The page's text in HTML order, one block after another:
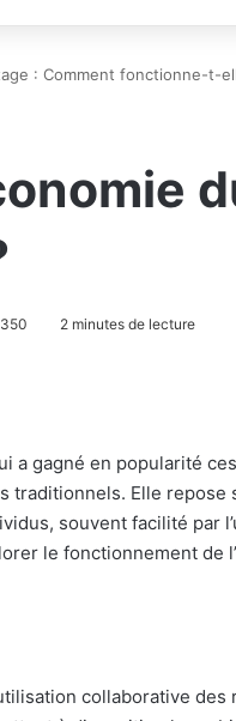
: Comment fonctionne-t-
350 2 minutes de lecture
a gagné en popularité
traditionnels. Elle repose
souvent facilité par
le fonctionnement de
collaborative